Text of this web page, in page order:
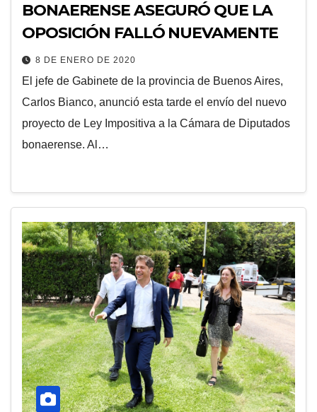
BONAERENSE ASEGURÓ QUE LA
OPOSICIÓN FALLÓ NUEVAMENTE
8 DE ENERO DE 2020
El jefe de Gabinete de la provincia de Buenos Aires,
Carlos Bianco, anunció esta tarde el envío del nuevo
proyecto de Ley Impositiva a la Cámara de Diputados
bonaerense. Al…